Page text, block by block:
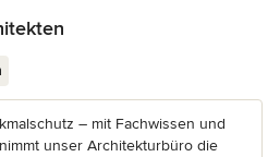
– mit Fachwissen und
unser Architekturbüro die